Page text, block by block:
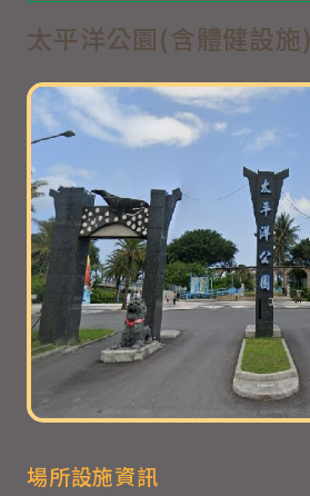
太平洋公園(含體健設施)
場所設施資訊